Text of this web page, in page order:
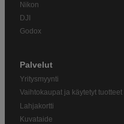
Nikon
DJI
Godox
Palvelut
Yritysmyynti
Vaihtokaupat ja käytetyt tuotteet
Lahjakortti
Kuvataide